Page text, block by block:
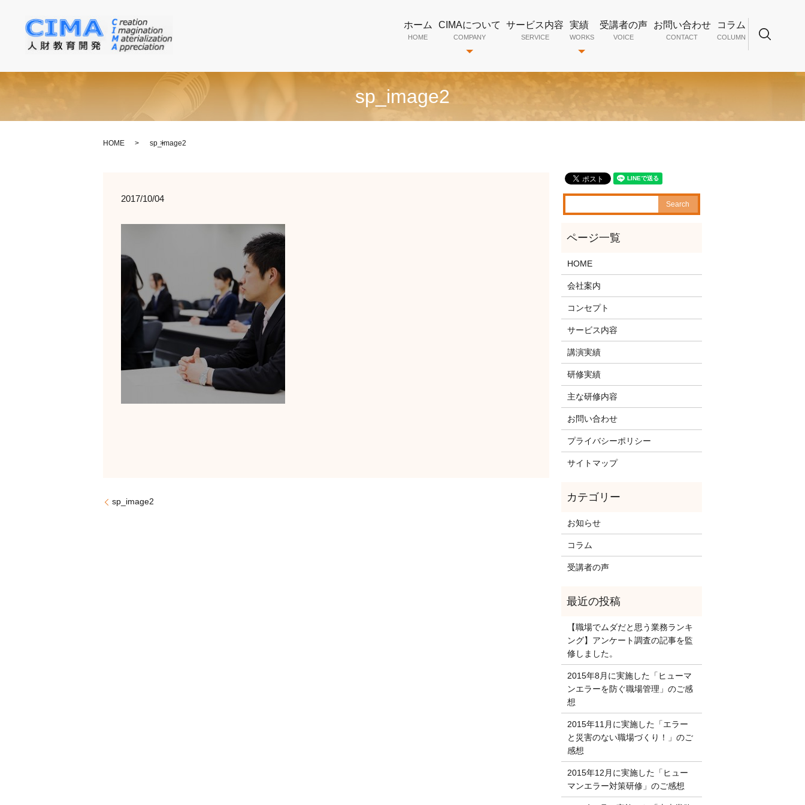
ホーム
HOME
CIMAについて
COMPANY
サービス内容
SERVICE
実績
WORKS
受講者の声
VOICE
お問い合わせ
CONTACT
コラム
COLUMN
sp_image2
HOME sp_image2
2017/10/04
sp_image2
HOME
会社案内
コンセプト
サービス内容
講演実績
研修実績
主な研修内容
お問い合わせ
プライバシーポリシー
サイトマップ
お知らせ
コラム
受講者の声
【職場でムダだと思う業務ランキ
ング】アンケート調査の記事を監
修しました。
2015年8月に実施した「ヒューマ
ンエラーを防ぐ職場管理」のご感
想
2015年11月に実施した「エラー
と災害のない職場づくり！」のご
感想
2015年12月に実施した「ヒュー
マンエラー対策研修」のご感想